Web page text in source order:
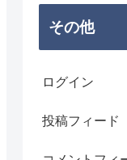
その他
ログイン
投稿フィード